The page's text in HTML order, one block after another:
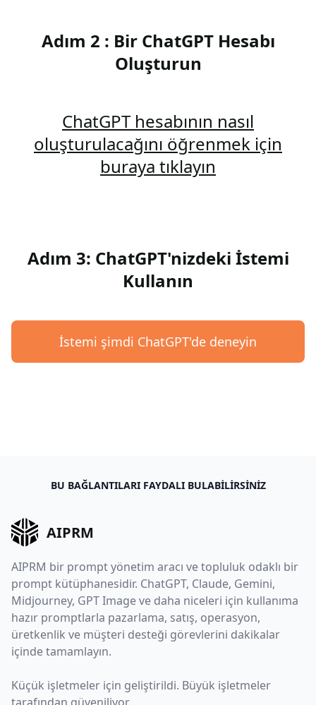
Adım 2 : Bir ChatGPT Hesabı
Oluşturun
ChatGPT hesabının nasıl
oluşturulacağını öğrenmek için
buraya tıklayın
Adım 3: ChatGPT'nizdeki İstemi
Kullanın
İstemi şimdi ChatGPT'de deneyin
BU BAĞLANTILARI FAYDALI BULABILIRSINIZ
AIPRM
AIPRM bir prompt yönetim aracı ve topluluk odaklı bir
prompt kütüphanesidir. ChatGPT, Claude, Gemini,
Midjourney, GPT Image ve daha niceleri için kullanıma
hazır promptlarla pazarlama, satış, operasyon,
üretkenlik ve müşteri desteği görevlerini dakikalar
içinde tamamlayın.
Küçük işletmeler için geliştirildi. Büyük işletmeler